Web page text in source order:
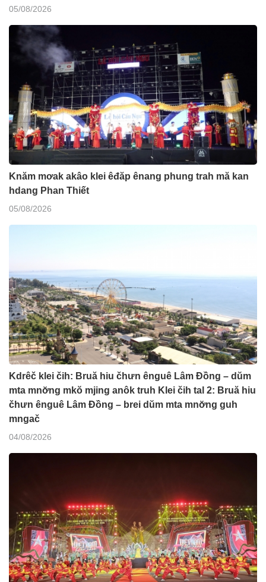
05/08/2026
Knăm mơak akâo klei êđăp ênang phung trah mă kan
hdang Phan Thiết
05/08/2026
Kdrêč klei čih: Bruă hiu čhưn ênguê Lâm Đồng – dŭm
mta mnơ̆ng mkŏ mjing anôk truh Klei čih tal 2: Bruă hiu
čhưn ênguê Lâm Đồng – brei dŭm mta mnơ̆ng guh
mngač
04/08/2026